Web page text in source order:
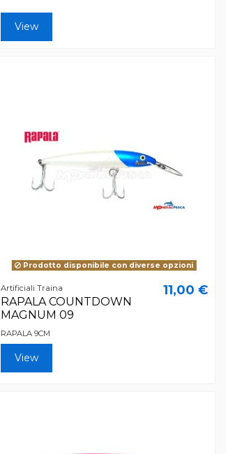
View
Prodotto disponibile con diverse opzioni
Artificiali Traina
RAPALA COUNTDOWN
MAGNUM 09
11,00 €
RAPALA 9CM
View